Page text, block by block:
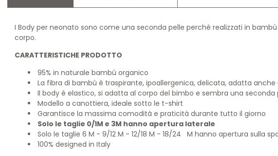
I Body per neonato sono come una seconda pelle perchè realizzati in
corpo.
CARATTERISTICHE PRODOTTO
95% in naturale bambù organico
La fibra di bambù è traspirante, ipoallergenica, delicata, adatta
Il body è elastico, si adatta al corpo del bimbo e sembra una seconda
Modello a canottiera, ideale sotto le t-shirt
Garantisce la massima comodità e praticità durante tutto il giorno
Solo le taglie 0/1M e 3M hanno apertura laterale
Solo le taglie 6 M - 9/12 M - 12/18 M - 18/24 M hanno apertura sulla
100% designed in Italy